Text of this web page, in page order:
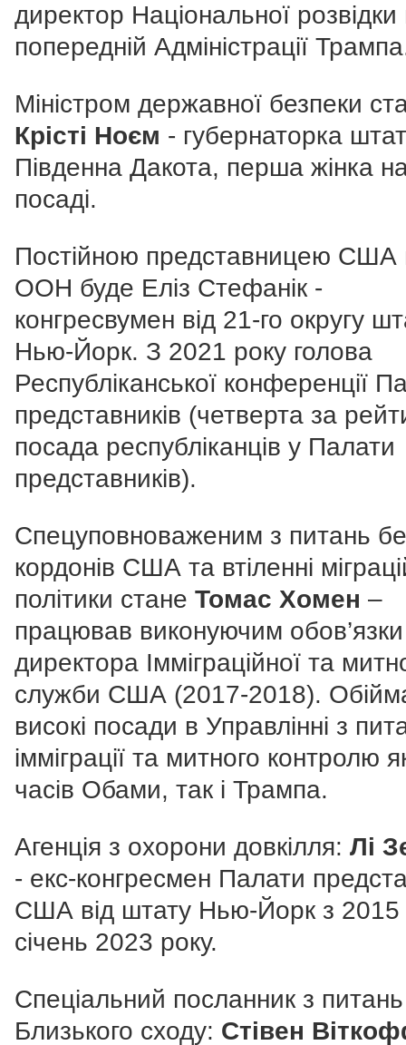
директор Національної розвідки
попередній Адміністрації
Міністром державної безпеки
Крісті Ноєм - губернаторка
Південна Дакота, перша жінка
посаді.
Постійною представницею США
ООН буде Еліз Стефанік -
конгресвумен від 21-го округу
Нью-Йорк. З 2021 року голова
Республіканської конференції
представників (четверта за
посада республіканців у Палати
представників).
Спецуповноваженим з питань
кордонів США та втіленні
політики стане Томас Хомен –
працював виконуючим обов’язки
директора Імміграційної та
служби США (2017-2018).
високі посади в Управлінні з
імміграції та митного контролю
часів Обами, так і Трампа.
Агенція з охорони довкілля: Лі
- екс-конгресмен Палати
США від штату Нью-Йорк з 2015
січень 2023 року.
Спеціальний посланник з питань
Близького сходу: Стівен